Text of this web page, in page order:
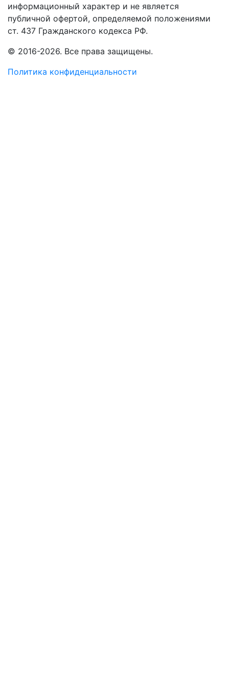
информационный характер и не является
публичной офертой, определяемой положениями
ст. 437 Гражданского кодекса РФ.
© 2016-2026. Все права защищены.
Политика конфиденциальности